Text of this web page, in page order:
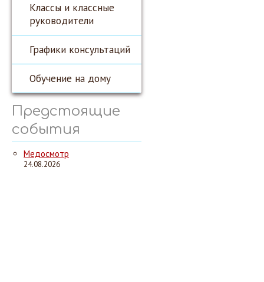
Классы и классные
руководители
Графики консультаций
Обучение на дому
Предстоящие
события
Медосмотр
24.08.2026